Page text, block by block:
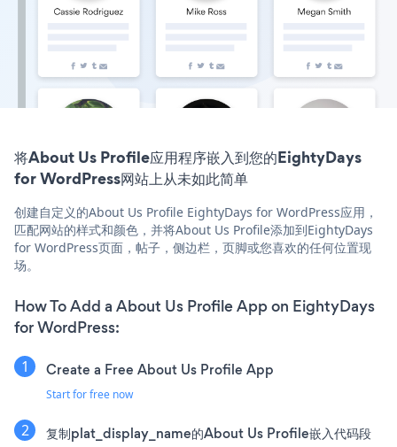
将About Us Profile应用程序嵌入到您的EightyDays
for WordPress网站上从未如此简单
创建自定义的About Us Profile EightyDays for WordPress应用，
匹配网站的样式和颜色，并将About Us Profile添加到EightyDays
for WordPress页面，帖子，侧边栏，页脚或您喜欢的任何位置现
场。
How To Add a About Us Profile App on EightyDays
for WordPress:
Create a Free About Us Profile App
Start for free now
复制plat_display_name的About Us Profile嵌入代码段